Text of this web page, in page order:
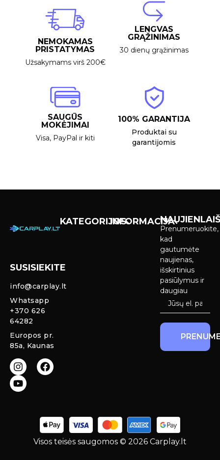
NEMOKAMAS
PRISTATYMAS
Užsakymams virš 200€
LENGVAS
GRĄŽINIMAS
30 dienų grąžinimas
SAUGŪS
MOKĖJIMAI
Visa, PayPal ir kiti
100% GARANTIJA
Produktai su
garantijomis
SUSISIEKITE
info@carplay.lt
Whatsapp
+370 626
64282
Europos pr.
85a, Kaunas
KATEGORIJOS
galinio vaizdo
INFORMACIJA
Prenumeruokite,
kad
gautumėte
naujienas,
išskirtinius
pasiūlymus ir
daugiau
Visos teisės saugomos © 2026 Carplay.lt